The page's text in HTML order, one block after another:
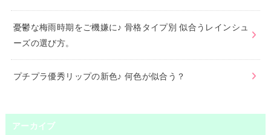
憂鬱な梅雨時期をご機嫌に♪ 骨格タイプ別 似合うレインシュ
ーズの選び方。
プチプラ優秀リップの新色♪ 何色が似合う？
アーカイブ